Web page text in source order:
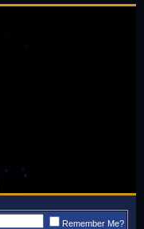
Remember Me?